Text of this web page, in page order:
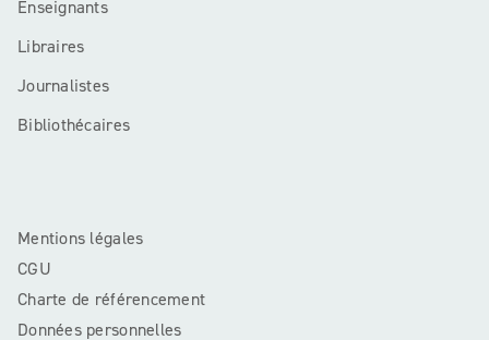
Enseignants
Libraires
Journalistes
Bibliothécaires
Mentions légales
CGU
Charte de référencement
Données personnelles